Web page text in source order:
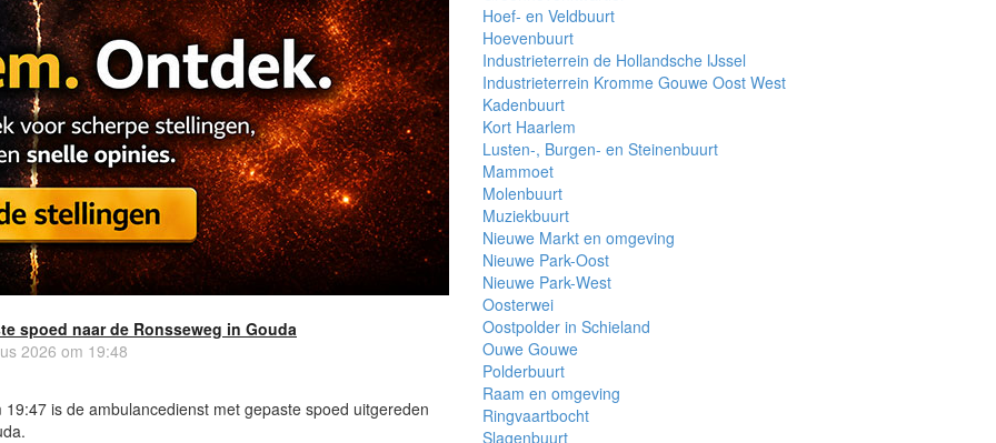
spoed naar de Ronsseweg in Gouda
2026 om 19:48
is de ambulancedienst met gepaste spoed uitgereden
Hoef- en Veldbuurt
Hoevenbuurt
Industrieterrein de Hollandsche IJssel
Industrieterrein Kromme Gouwe Oost West
Kadenbuurt
Kort Haarlem
Lusten-, Burgen- en Steinenbuurt
Mammoet
Molenbuurt
Muziekbuurt
Nieuwe Markt en omgeving
Nieuwe Park-Oost
Nieuwe Park-West
Oosterwei
Oostpolder in Schieland
Ouwe Gouwe
Polderbuurt
Raam en omgeving
Ringvaartbocht
Slagenbuurt